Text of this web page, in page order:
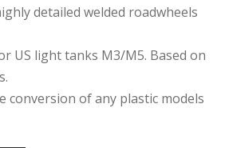
detailed welded roadwheels
US light tanks M3/M5. Based on
conversion of any plastic models